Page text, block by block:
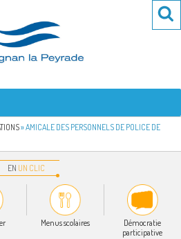
PEYRADE
»AMICALE DES PERSONNELS DE POLICE DE
EN UN CLIC
Menus scolaires
Démocratie
participative